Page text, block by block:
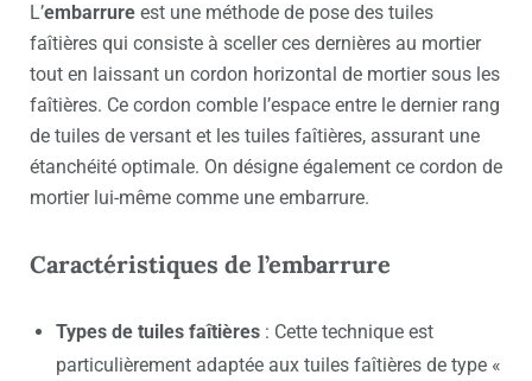
L’embarrure est une méthode de pose des tuiles
faîtières qui consiste à sceller ces dernières au mortier
tout en laissant un cordon horizontal de mortier sous les
faîtières. Ce cordon comble l’espace entre le dernier rang
de tuiles de versant et les tuiles faîtières, assurant une
étanchéité optimale. On désigne également ce cordon de
mortier lui-même comme une embarrure.
Caractéristiques de l’embarrure
Types de tuiles faîtières : Cette technique est
particulièrement adaptée aux tuiles faîtières de type «